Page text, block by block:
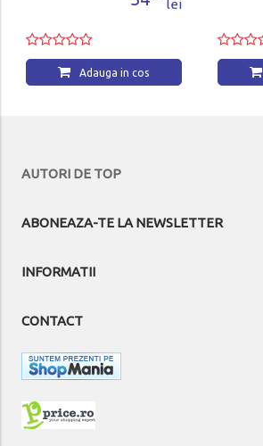
lei
Adauga in cos
AUTORI DE TOP
ABONEAZA-TE LA NEWSLETTER
INFORMATII
CONTACT